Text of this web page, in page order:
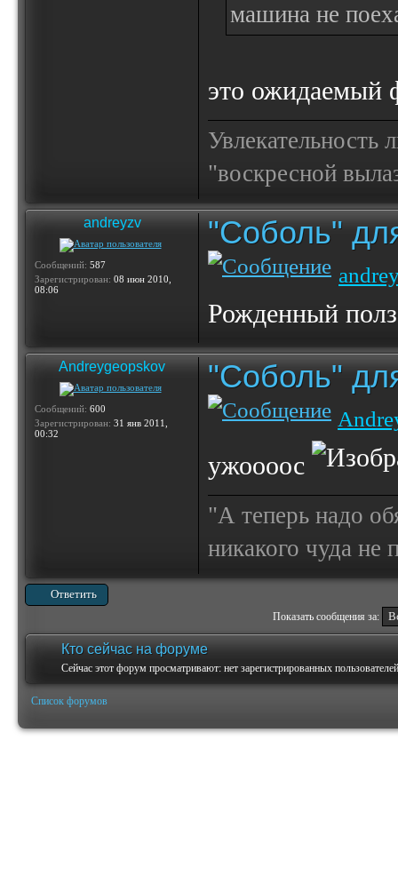
машина не
это ожидаемый
Увлекательность
"воскресной
andreyzv
Сообщений: 587
Зарегистрирован: 08 июн 2010,
08:06
"Соболь"
Рожденный
Andreygeopskov
Сообщений: 600
Зарегистрирован: 31 янв 2011,
00:32
"Соболь"
ужоооос
"А теперь надо
никакого чуда
Ответить
Показать сообщения за:
Кто сейчас на форуме
Сейчас этот форум просматривают: нет зарегистрированных
Список форумов